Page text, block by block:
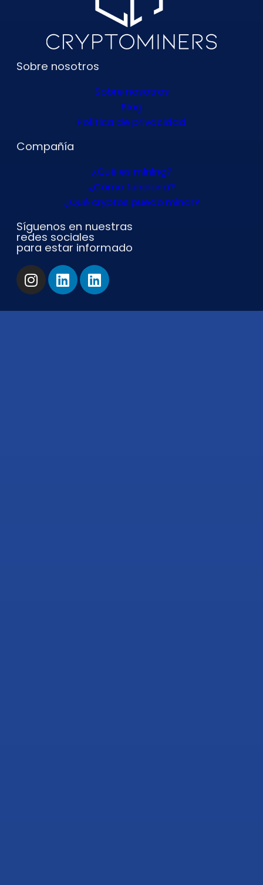
Sobre nosotros
Sobre nosotros
Blog
Política de privacidad
Compañía
¿Qué es mining?
¿Cómo funciona?
¿Qué cryptos puedo minar?
Síguenos en nuestras
redes sociales
para estar informado